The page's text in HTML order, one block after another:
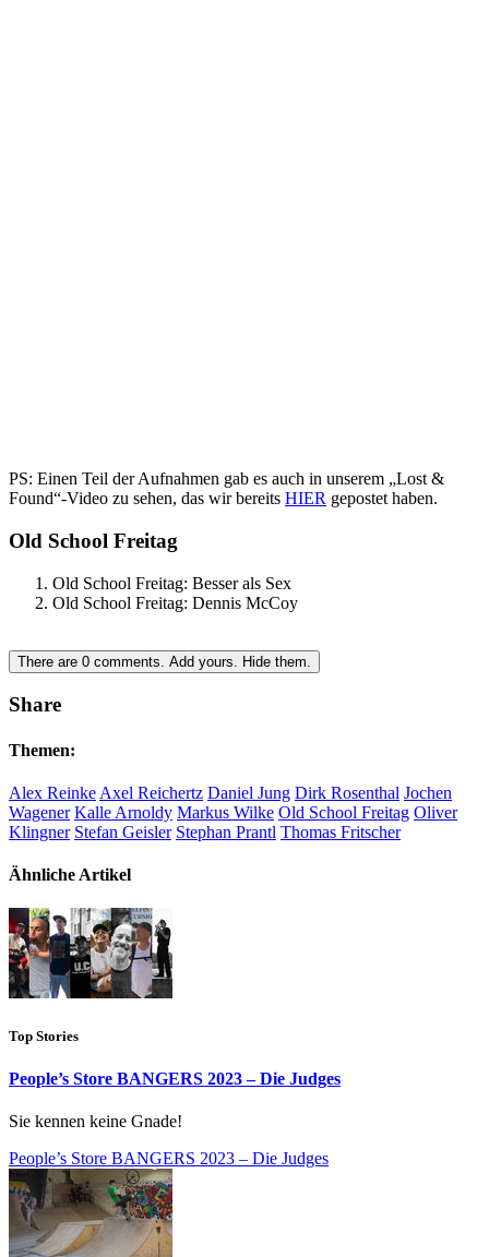
PS: Einen Teil der Aufnahmen gab es auch in unserem „Lost &
Found“-Video zu sehen, das wir bereits HIER gepostet haben.
Old School Freitag
Old School Freitag: Besser als Sex
Old School Freitag: Dennis McCoy
There are 0 comments. Add yours. Hide them.
Share
Themen:
Alex Reinke Axel Reichertz Daniel Jung Dirk Rosenthal Jochen
Wagener Kalle Arnoldy Markus Wilke Old School Freitag Oliver
Klingner Stefan Geisler Stephan Prantl Thomas Fritscher
Ähnliche Artikel
Top Stories
People’s Store BANGERS 2023 – Die Judges
Sie kennen keine Gnade!
People’s Store BANGERS 2023 – Die Judges